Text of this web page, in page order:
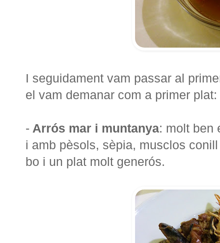
I seguidament vam passar al
el vam demanar com a primer plat:
- Arrós mar i muntanya: molt ben
i amb pèsols, sèpia, musclos
bo i un plat molt generós.